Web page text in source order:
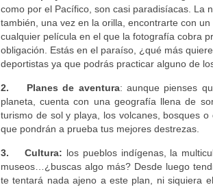
como por el Pacífico, son casi paradisíacas. La
también, una vez en la orilla, encontrarte con
cualquier película en el que la fotografía cobra
obligación. Estás en el paraíso, ¿qué más
deportistas ya que podrás practicar alguno de
2. Planes de aventura: aunque pienses
planeta, cuenta con una geografía llena de
turismo de sol y playa, los volcanes, bosques
que pondrán a prueba tus mejores destrezas.
3. Cultura: los pueblos indígenas, la
museos…¿buscas algo más? Desde luego
te tentará nada ajeno a este plan, ni siquiera el